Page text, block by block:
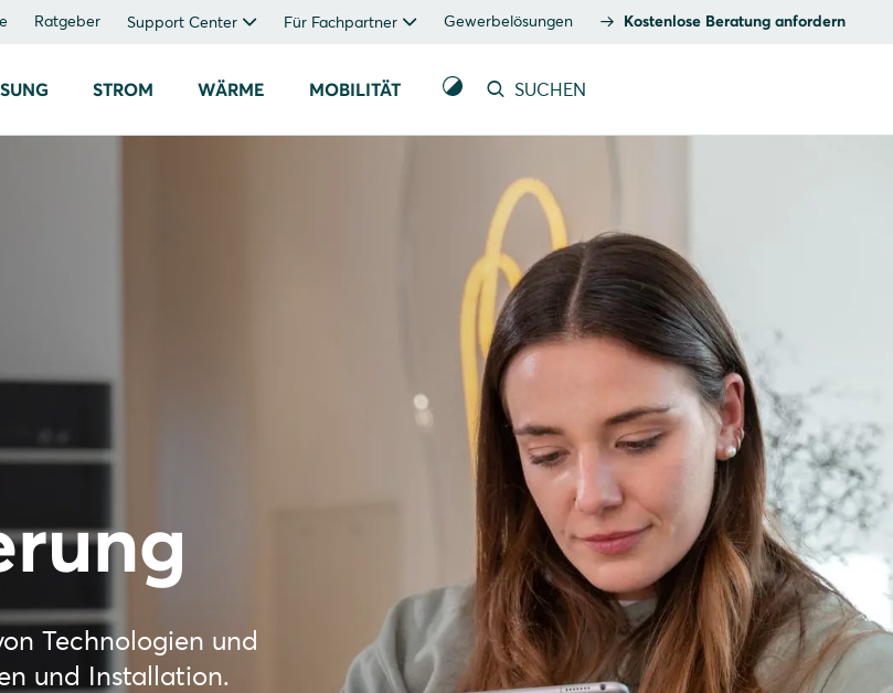
Ratgeber Support Center Für Fachpartner Gewerbelösungen Kostenlose Beratung anfordern
STROM WÄRME MOBILITÄT SUCHEN
Technologien und
und Installation.